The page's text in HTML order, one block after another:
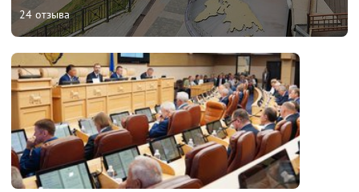
24 отзыва